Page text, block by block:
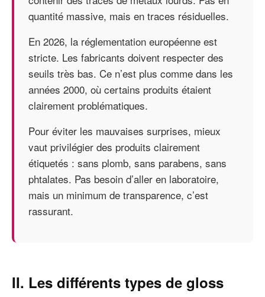
quantité massive, mais en traces résiduelles.
En 2026, la réglementation européenne est
stricte. Les fabricants doivent respecter des
seuils très bas. Ce n’est plus comme dans les
années 2000, où certains produits étaient
clairement problématiques.
Pour éviter les mauvaises surprises, mieux
vaut privilégier des produits clairement
étiquetés : sans plomb, sans parabens, sans
phtalates. Pas besoin d’aller en laboratoire,
mais un minimum de transparence, c’est
rassurant.
II. Les différents types de gloss